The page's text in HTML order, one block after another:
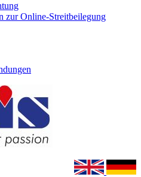
zur Online-Streitbeilegung